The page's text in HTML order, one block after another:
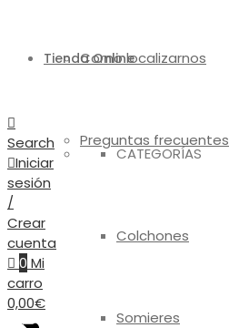
Como localizarnos
Preguntas frecuentes
Tienda Online
CATEGORÍAS
Colchones
Somieres
Search
Iniciar
sesión
/
Crear
cuenta
0 Mi
carro
0,00€